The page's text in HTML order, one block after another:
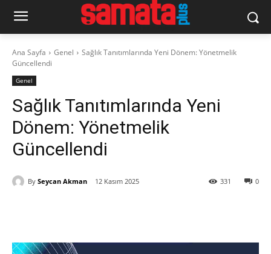
Ana Sayfa Genel
Sağlık Tanıtımlarında Yeni Dönem: Yönetmelik
Güncellendi
Genel
Sağlık Tanıtımlarında Yeni
Dönem: Yönetmelik
Güncellendi
By Seycan Akman 12 Kasım 2025 0
331